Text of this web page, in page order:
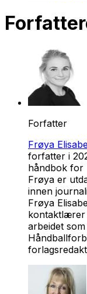
Forfatter
Frøya
forfatter i
håndbok
Frøya er
innen
Frøya
kontaktlærer
arbeidet